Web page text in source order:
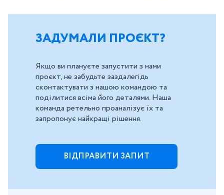
ЗАДУМАЛИ ПРОЄКТ?
Якщо ви плануєте запустити з нами
проєкт, не забудьте заздалегідь
сконтактувати з нашою командою та
поділитися всіма його деталями. Наша
команда ретельно проаналізує їх та
запропонує найкращі рішення.
ВІДПРАВИТИ ЗАПИТ